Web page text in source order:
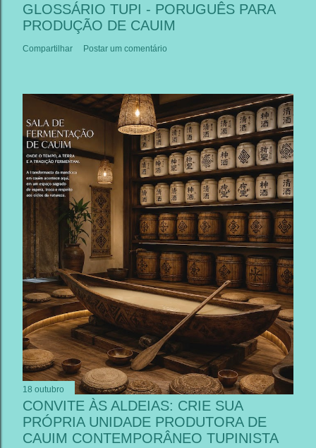
GLOSSÁRIO TUPI - PORUGUÊS PARA
PRODUÇÃO DE CAUIM
Compartilhar Postar um comentário
18 outubro
CONVITE ÀS ALDEIAS: CRIE SUA
PRÓPRIA UNIDADE PRODUTORA DE
CAUIM CONTEMPORÂNEO TUPINISTA